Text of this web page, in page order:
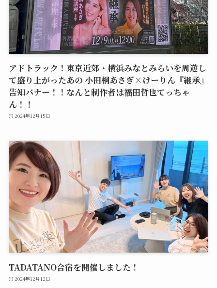
アドトラック！東京近郊・横浜みなとみらいを周遊し
て盛り上がったあの 小田桐あさぎ×けーりん『継承』
告知バナー！！なんと制作者は福田哲也てっちゃ
ん！！
2024年12月15日
TADATANO合宿を開催しました！
2024年12月12日